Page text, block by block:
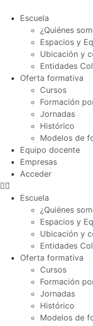
Escuela
¿Quiénes
Espacios y
Ubicación y
Entidades
Oferta formativa
Cursos
Formación
Jornadas
Histórico
Modelos de
Equipo docente
Empresas
Acceder
Escuela
¿Quiénes
Espacios y
Ubicación y
Entidades
Oferta formativa
Cursos
Formación
Jornadas
Histórico
Modelos de